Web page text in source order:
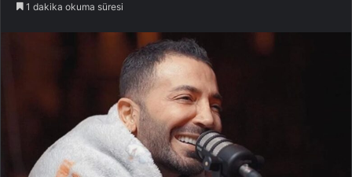
1 dakika okuma süresi